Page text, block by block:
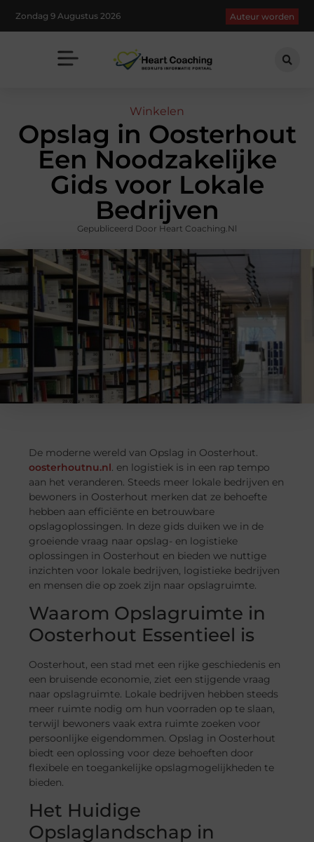
Zondag 9 Augustus 2026 Auteur worden
Winkelen
Opslag in Oosterhout
Een Noodzakelijke
Gids voor Lokale
Bedrijven
Gepubliceerd Door Heart Coaching.nl
De moderne wereld van Opslag in Oosterhout.
oosterhoutnu.nl. en logistiek is in een rap tempo
aan het veranderen. Steeds meer lokale bedrijven en
bewoners in Oosterhout merken dat ze behoefte
hebben aan efficiënte en betrouwbare
opslagoplossingen. In deze gids duiken we in de
groeiende vraag naar opslag- en logistieke
oplossingen in Oosterhout en bieden we nuttige
inzichten voor lokale bedrijven, logistieke bedrijven
en mensen die op zoek zijn naar opslagruimte.
Waarom Opslagruimte in
Oosterhout Essentieel is
Oosterhout, een stad met een rijke geschiedenis en
een bruisende economie, ziet een stijgende vraag
naar opslagruimte. Lokale bedrijven hebben steeds
meer ruimte nodig om hun voorraden op te slaan,
terwijl bewoners vaak extra ruimte zoeken voor
persoonlijke eigendommen. Opslag in Oosterhout
biedt een oplossing voor deze behoeften door
flexibele en toegankelijke opslagmogelijkheden te
bieden.
Het Huidige
Opslaglandschap in